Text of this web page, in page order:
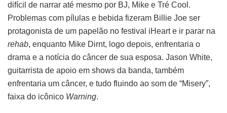
difícil de narrar até mesmo por BJ, Mike e Tré Cool.
Problemas com pílulas e bebida fizeram Billie Joe ser
protagonista de um papelão no festival iHeart e ir parar na
rehab, enquanto Mike Dirnt, logo depois, enfrentaria o
drama e a notícia do câncer de sua esposa. Jason White,
guitarrista de apoio em shows da banda, também
enfrentaria um câncer, e tudo fluindo ao som de “Misery”,
faixa do icônico Warning.